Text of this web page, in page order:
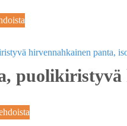
puolikiristyvä